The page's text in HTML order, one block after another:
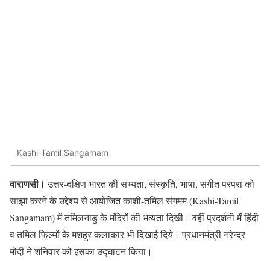
Kashi-Tamil Sangamam
वाराणसी। उत्तर-दक्षिण भारत की सभ्यता, संस्कृति, भाषा, संगीत परंपरा को
साझा करने के उद्देश्य से आयोजित काशी-तमिल संगमम (Kashi-Tamil
Sangamam) में तमिलनाडु के मंदिरों की भव्यता दिखी। वहीं प्रदर्शनी में हिंदी
व तमिल फिल्मों के मशहूर कलाकार भी दिखाई दिये। प्रधानमंत्री नरेन्द्र
मोदी ने शनिवार को इसका उद्घाटन किया।